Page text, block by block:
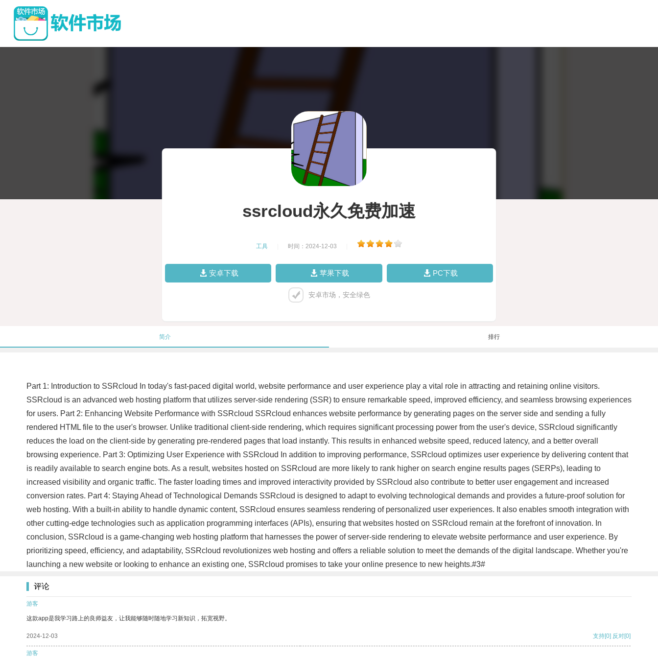
ssrcloud永久免费加速
工具 时间：2024-12-03
安卓下载 苹果下载 PC下载
安卓市场，安全绿色
简介 排行
Part 1: Introduction to SSRcloud In today's fast-paced digital world, website performance and user experience play a vital role in attracting and retaining online visitors.
SSRcloud is an advanced web hosting platform that utilizes server-side rendering (SSR) to ensure remarkable speed, improved efficiency, and seamless browsing experiences
for users. Part 2: Enhancing Website Performance with SSRcloud SSRcloud enhances website performance by generating pages on the server side and sending a fully
rendered HTML file to the user's browser. Unlike traditional client-side rendering, which requires significant processing power from the user's device, SSRcloud significantly
reduces the load on the client-side by generating pre-rendered pages that load instantly. This results in enhanced website speed, reduced latency, and a better overall
browsing experience. Part 3: Optimizing User Experience with SSRcloud In addition to improving performance, SSRcloud optimizes user experience by delivering content that
is readily available to search engine bots. As a result, websites hosted on SSRcloud are more likely to rank higher on search engine results pages (SERPs), leading to
increased visibility and organic traffic. The faster loading times and improved interactivity provided by SSRcloud also contribute to better user engagement and increased
conversion rates. Part 4: Staying Ahead of Technological Demands SSRcloud is designed to adapt to evolving technological demands and provides a future-proof solution for
web hosting. With a built-in ability to handle dynamic content, SSRcloud ensures seamless rendering of personalized user experiences. It also enables smooth integration with
other cutting-edge technologies such as application programming interfaces (APIs), ensuring that websites hosted on SSRcloud remain at the forefront of innovation. In
conclusion, SSRcloud is a game-changing web hosting platform that harnesses the power of server-side rendering to elevate website performance and user experience. By
prioritizing speed, efficiency, and adaptability, SSRcloud revolutionizes web hosting and offers a reliable solution to meet the demands of the digital landscape. Whether you're
launching a new website or looking to enhance an existing one, SSRcloud promises to take your online presence to new heights.#3#
评论
游客
这款app是我学习路上的良师益友，让我能够随时随地学习新知识，拓宽视野。
2024-12-03 支持[0] 反对[0]
游客